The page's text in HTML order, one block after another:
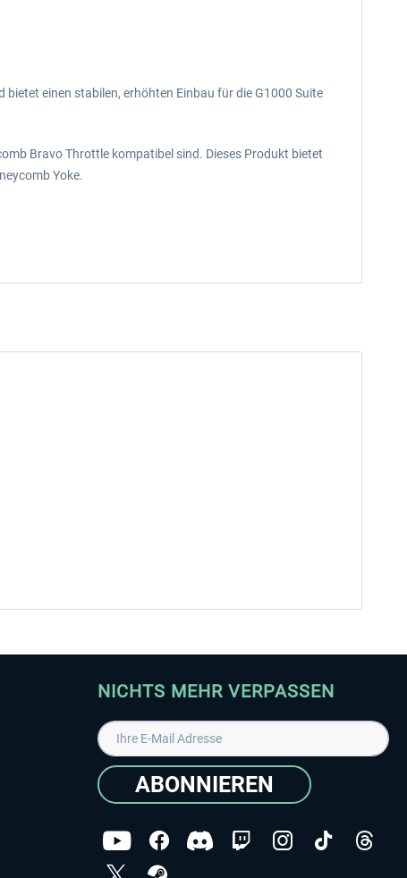
einen stabilen, erhöhten Einbau für die G1000 Suite
Bravo Throttle kompatibel sind. Dieses Produkt bietet
Yoke.
NICHTS MEHR VERPASSEN
ABONNIEREN